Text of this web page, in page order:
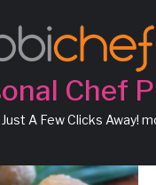
Chef
A Few Clicks Away!